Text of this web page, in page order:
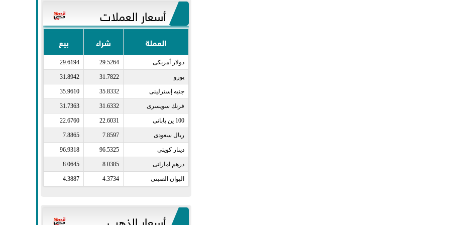
أسعار العملات
العملة شراء بيع
دولار أمريكى​ 29.5264
29.6194
يورو​ 31.7822
31.8942
جنيه إسترلينى​ 35.8332
35.9610
فرنك سويسرى​ 31.6332
31.7363
100 ين يابانى​ 22.6031
22.6760
ريال سعودى​ 7.8597
7.8865
دينار كويتى​ 96.5325
96.9318
درهم اماراتى​ 8.0385
8.0645
اليوان الصينى​ 4.3734
4.3887
أسعار الذهب